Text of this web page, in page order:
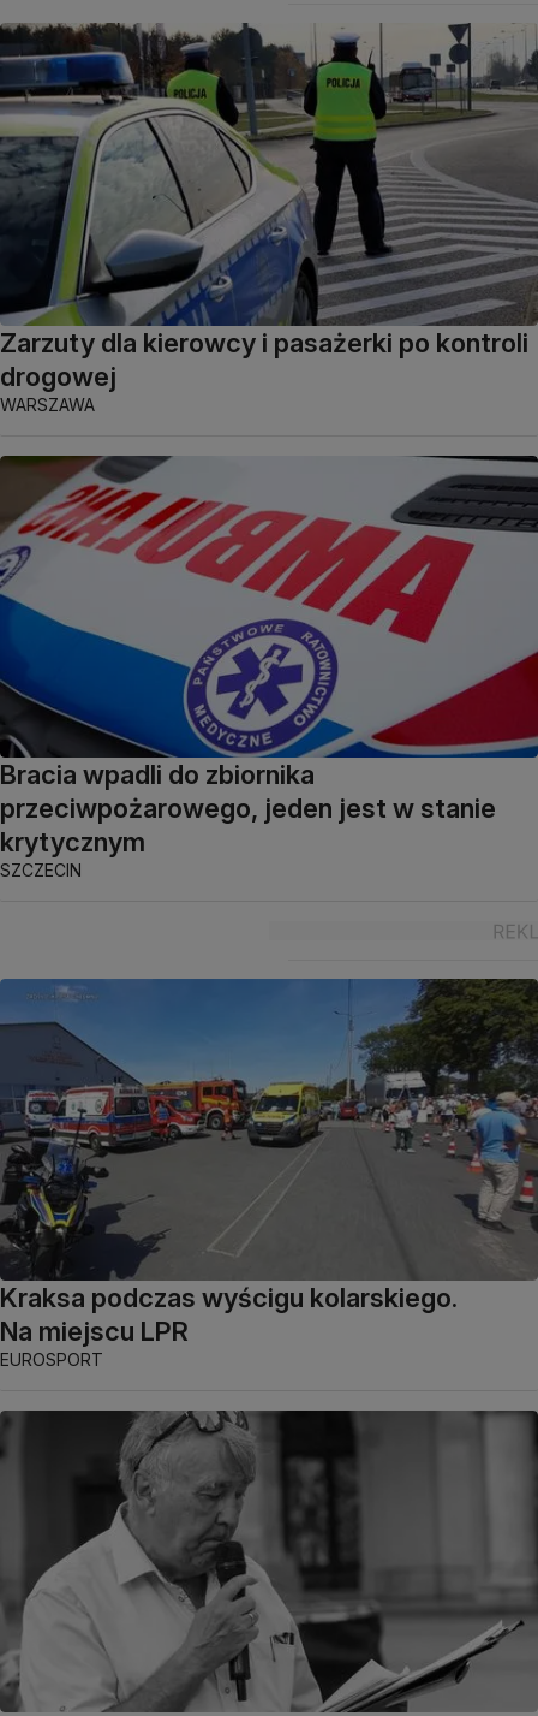
Zarzuty dla kierowcy i pasażerki po kontroli
drogowej
WARSZAWA
Bracia wpadli do zbiornika
przeciwpożarowego, jeden jest w stanie
krytycznym
SZCZECIN
Kraksa podczas wyścigu kolarskiego.
Na miejscu LPR
EUROSPORT